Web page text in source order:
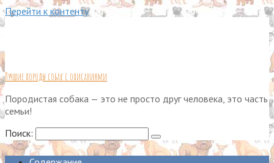
Перейти к контенту
Лучшие породы собак с описаниями
Породистая собака — это не просто друг человека, это часть
семьи!
Поиск: